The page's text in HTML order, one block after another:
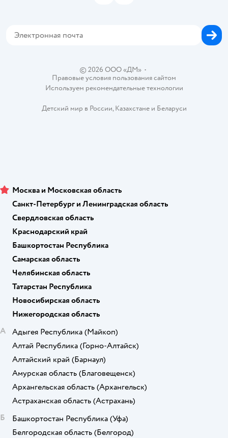
© 2026 ООО «ДМ»•
Правовые условия пользования сайтом
Используем рекомендательные технологии
Детский мир в России,Казахстанеи Беларуси
Москва и Московская область
Санкт-Петербург и Ленинградская область
Свердловская область
Краснодарский край
Башкортостан Республика
Самарская область
Челябинская область
Татарстан Республика
Новосибирская область
Нижегородская область
А
Адыгея Республика (Майкоп)
Алтай Республика (Горно-Алтайск)
Алтайский край (Барнаул)
Амурская область (Благовещенск)
Архангельская область (Архангельск)
Астраханская область (Астрахань)
Б
Башкортостан Республика (Уфа)
Белгородская область (Белгород)